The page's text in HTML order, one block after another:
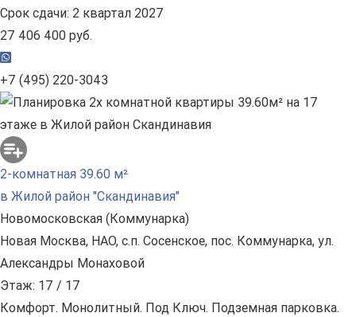
Срок сдачи: 2 квартал 2027
27 406 400 руб.
+7 (495) 220-3043
2-комнатная 39.60 м²
в Жилой район "Скандинавия"
Новомосковская (Коммунарка)
Новая Москва, НАО, с.п. Сосенское, пос. Коммунарка, ул.
Александры Монаховой
Этаж: 17 / 17
Комфорт. Монолитный. Под Ключ. Подземная парковка.